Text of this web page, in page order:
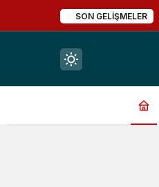
SON GELIŞMELER
Mod